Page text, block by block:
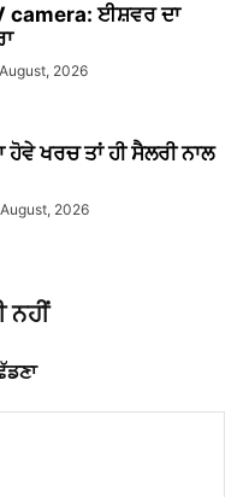
camera: ਈਸ਼ਵਰ ਦਾ
2026
ਖਰਚ ਤਾਂ ਹੀ ਸੈਲਰੀ ਨਾਲ
2026
ਨਹੀਂ